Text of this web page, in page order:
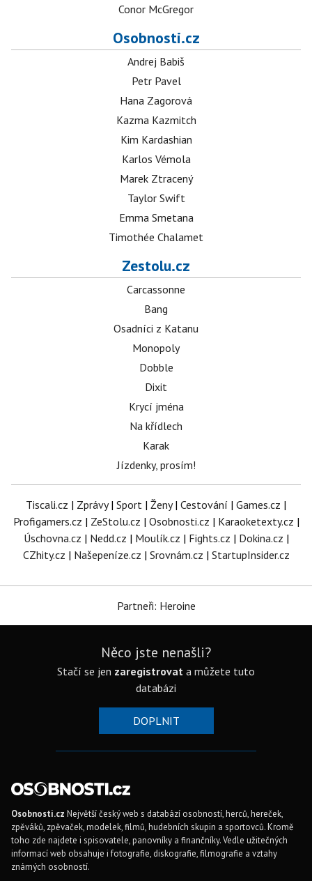
Conor McGregor
Osobnosti.cz
Andrej Babiš
Petr Pavel
Hana Zagorová
Kazma Kazmitch
Kim Kardashian
Karlos Vémola
Marek Ztracený
Taylor Swift
Emma Smetana
Timothée Chalamet
Zestolu.cz
Carcassonne
Bang
Osadníci z Katanu
Monopoly
Dobble
Dixit
Krycí jména
Na křídlech
Karak
Jízdenky, prosím!
Tiscali.cz | Zprávy| Sport | Ženy| Cestování | Games.cz |
Profigamers.cz | ZeStolu.cz | Osobnosti.cz | Karaoketexty.cz |
Úschovna.cz | Nedd.cz | Moulík.cz | Fights.cz | Dokina.cz |
CZhity.cz | Našepeníze.cz | Srovnám.cz | StartupInsider.cz
Partneři: Heroine
Něco jste nenašli?
Stačí se jen zaregistrovat a můžete tuto
databázi
DOPLNIT
Osobnosti.cz Největší český web s databází osobností, herců, hereček,
zpěváků, zpěvaček, modelek, filmů, hudebních skupin a sportovců. Kromě
toho zde najdete i spisovatele, panovníky a finančníky. Vedle užitečných
informací web obsahuje i fotografie, diskografie, filmografie a vztahy
známých osobností.